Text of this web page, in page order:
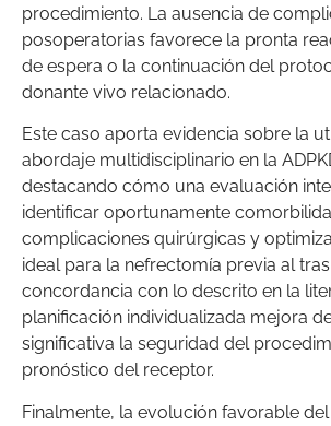
procedimiento. La ausencia de
posoperatorias favorece la pronta
de espera o la continuación del
donante vivo relacionado.
Este caso aporta evidencia sobre la
abordaje multidisciplinario en la
destacando cómo una evaluación
identificar oportunamente
complicaciones quirúrgicas y
ideal para la nefrectomía previa al
concordancia con lo descrito en la
planificación individualizada mejora
significativa la seguridad del
pronóstico del receptor.
Finalmente, la evolución favorable